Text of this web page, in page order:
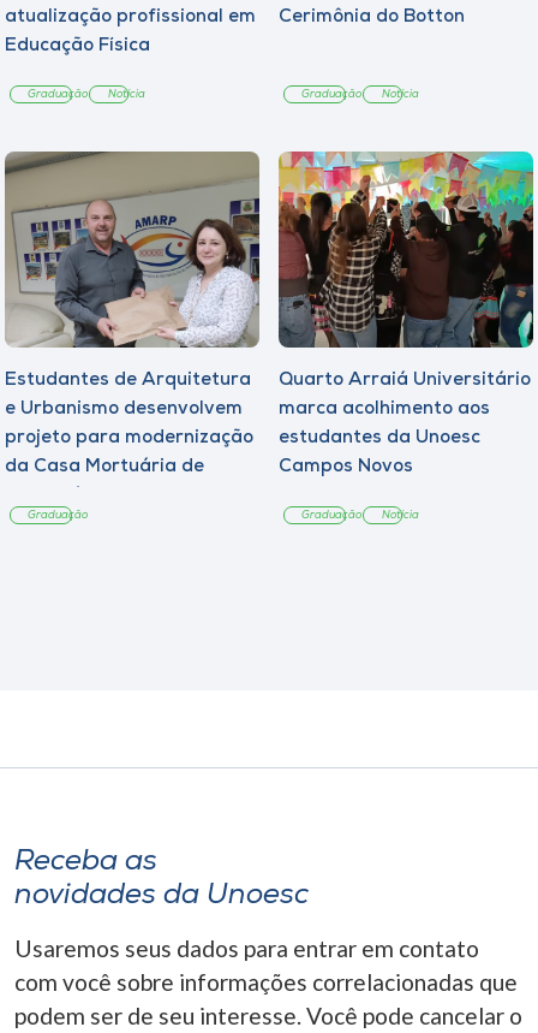
atualização profissional em
Educação Física
Graduação Notícia
Cerimônia do Botton
Graduação Notícia
Estudantes de Arquitetura
e Urbanismo desenvolvem
projeto para modernização
da Casa Mortuária de
Graduação
Quarto Arraiá Universitário
marca acolhimento aos
estudantes da Unoesc
Campos Novos
Graduação Notícia
Receba as
novidades da Unoesc
Usaremos seus dados para entrar em contato
com você sobre informações correlacionadas que
podem ser de seu interesse. Você pode cancelar o